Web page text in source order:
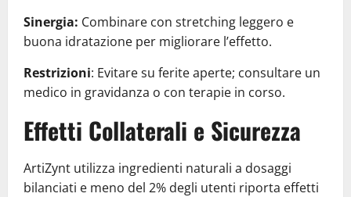
Sinergia: Combinare con stretching leggero e
buona idratazione per migliorare l’effetto.
Restrizioni: Evitare su ferite aperte; consultare un
medico in gravidanza o con terapie in corso.
Effetti Collaterali e Sicurezza
ArtiZynt utilizza ingredienti naturali a dosaggi
bilanciati e meno del 2% degli utenti riporta effetti